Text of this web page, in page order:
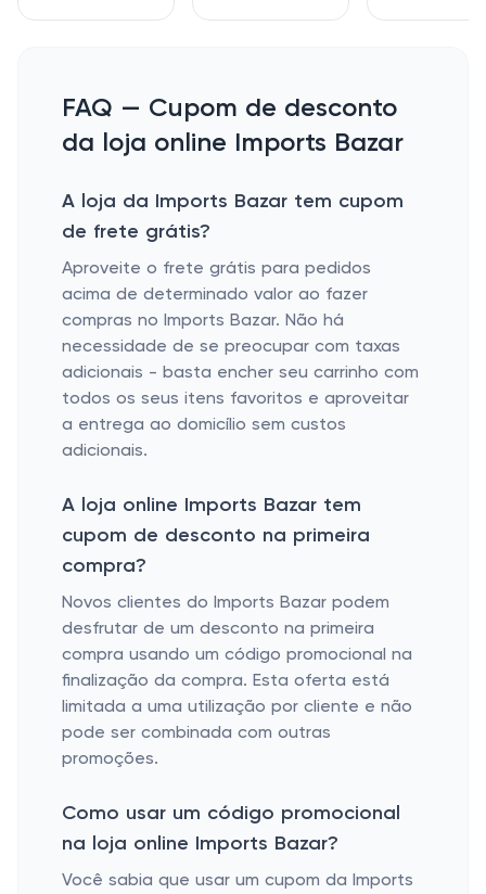
FAQ — Cupom de desconto
da loja online Imports Bazar
A loja da Imports Bazar tem cupom
de frete grátis?
Aproveite o frete grátis para pedidos
acima de determinado valor ao fazer
compras no Imports Bazar. Não há
necessidade de se preocupar com taxas
adicionais - basta encher seu carrinho com
todos os seus itens favoritos e aproveitar
a entrega ao domicílio sem custos
adicionais.
A loja online Imports Bazar tem
cupom de desconto na primeira
compra?
Novos clientes do Imports Bazar podem
desfrutar de um desconto na primeira
compra usando um código promocional na
finalização da compra. Esta oferta está
limitada a uma utilização por cliente e não
pode ser combinada com outras
promoções.
Como usar um código promocional
na loja online Imports Bazar?
Você sabia que usar um cupom da Imports